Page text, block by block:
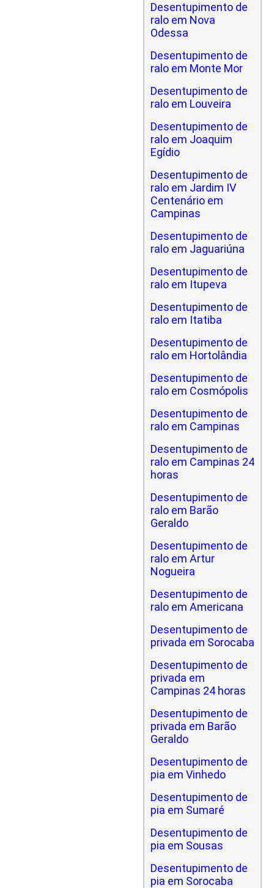
Desentupimento de
ralo em Nova
Odessa
Desentupimento de
ralo em Monte Mor
Desentupimento de
ralo em Louveira
Desentupimento de
ralo em Joaquim
Egídio
Desentupimento de
ralo em Jardim IV
Centenário em
Campinas
Desentupimento de
ralo em Jaguariúna
Desentupimento de
ralo em Itupeva
Desentupimento de
ralo em Itatiba
Desentupimento de
ralo em Hortolândia
Desentupimento de
ralo em Cosmópolis
Desentupimento de
ralo em Campinas
Desentupimento de
ralo em Campinas 24
horas
Desentupimento de
ralo em Barão
Geraldo
Desentupimento de
ralo em Artur
Nogueira
Desentupimento de
ralo em Americana
Desentupimento de
privada em Sorocaba
Desentupimento de
privada em
Campinas 24 horas
Desentupimento de
privada em Barão
Geraldo
Desentupimento de
pia em Vinhedo
Desentupimento de
pia em Sumaré
Desentupimento de
pia em Sousas
Desentupimento de
pia em Sorocaba